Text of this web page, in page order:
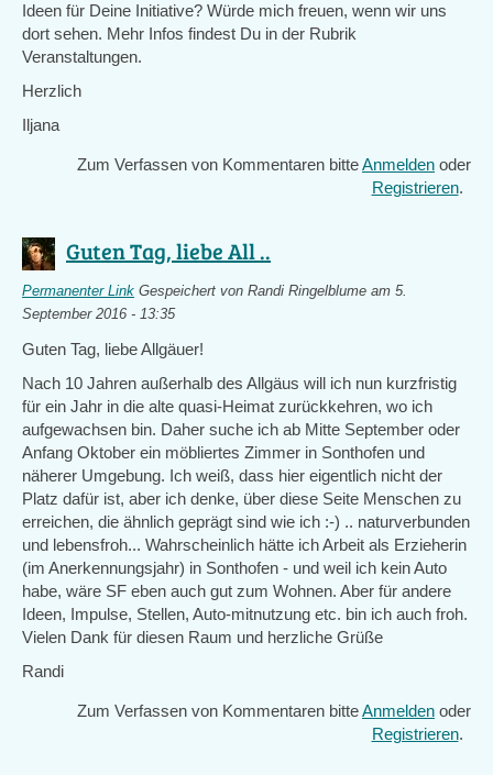
Ideen für Deine Initiative? Würde mich freuen, wenn wir uns
dort sehen. Mehr Infos findest Du in der Rubrik
Veranstaltungen.
Herzlich
Iljana
Zum Verfassen von Kommentaren bitteAnmelden oder
Registrieren.
Guten Tag, liebe All ..
Permanenter Link Gespeichert von Randi Ringelblume am 5.
September 2016 - 13:35
Guten Tag, liebe Allgäuer!
Nach 10 Jahren außerhalb des Allgäus will ich nun kurzfristig
für ein Jahr in die alte quasi-Heimat zurückkehren, wo ich
aufgewachsen bin. Daher suche ich ab Mitte September oder
Anfang Oktober ein möbliertes Zimmer in Sonthofen und
näherer Umgebung. Ich weiß, dass hier eigentlich nicht der
Platz dafür ist, aber ich denke, über diese Seite Menschen zu
erreichen, die ähnlich geprägt sind wie ich :-) .. naturverbunden
und lebensfroh... Wahrscheinlich hätte ich Arbeit als Erzieherin
(im Anerkennungsjahr) in Sonthofen - und weil ich kein Auto
habe, wäre SF eben auch gut zum Wohnen. Aber für andere
Ideen, Impulse, Stellen, Auto-mitnutzung etc. bin ich auch froh.
Vielen Dank für diesen Raum und herzliche Grüße
Randi
Zum Verfassen von Kommentaren bitteAnmelden oder
Registrieren.